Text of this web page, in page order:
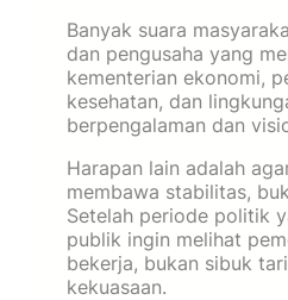
Banyak suara
dan pengusaha yang
kementerian ekonomi,
kesehatan, dan
berpengalaman dan
Harapan lain adalah
membawa stabilitas,
Setelah periode politik
publik ingin melihat
bekerja, bukan sibuk
kekuasaan.